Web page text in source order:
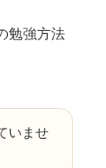
勉強方法
いませ